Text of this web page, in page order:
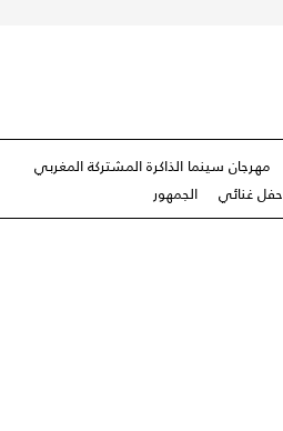
مهرجان سينما الذاكرة المشتركة المغربي
حفل غنائي الجمهور